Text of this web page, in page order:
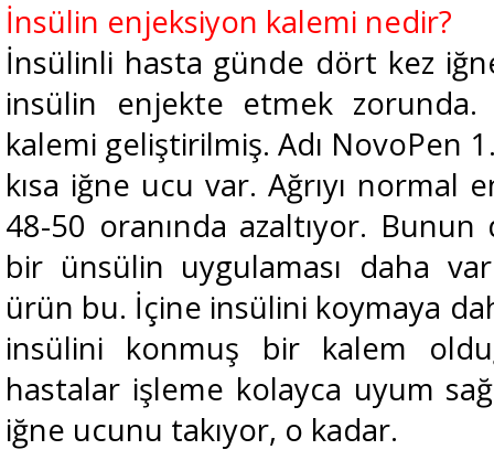
İnsülin enjeksiyon kalemi nedir?
İnsülinli hasta günde dört kez
insülin enjekte etmek
kalemi geliştirilmiş. Adı NovoPen
kısa iğne ucu var. Ağrıyı normal
48-50 oranında azaltıyor. Bunun
bir ünsülin uygulaması daha
ürün bu. İçine insülini koymaya
insülini konmuş bir kalem
hastalar işleme kolayca uyum
iğne ucunu takıyor, o kadar.